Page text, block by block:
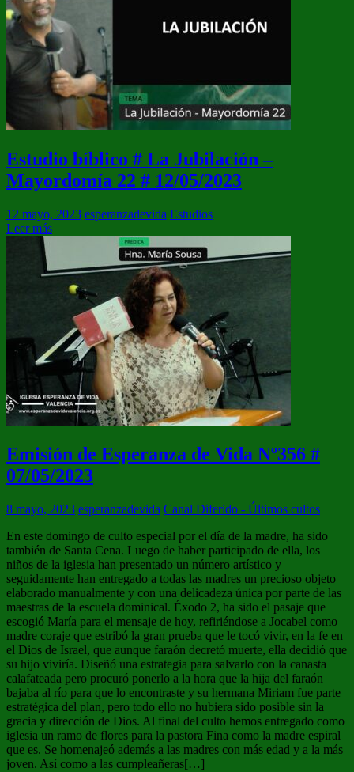
Estudio bíblico # La Jubilación –
Mayordomía 22 # 12/05/2023
12 mayo, 2023 esperanzadevida Estudios
Leer más
Emisión de Esperanza de Vida Nº356 #
07/05/2023
8 mayo, 2023 esperanzadevida Canal Diferido - Últimos cultos
En este domingo de culto especial por el día de la madre, ha sido
también de Santa Cena. Luego de haber participado de ella, los
niños de la iglesia han presentado un número artístico y
seguidamente han entregado a todas las madres un precioso objeto
elaborado manualmente y con una delicadeza única por parte de las
maestras de la escuela dominical. Éxodo 2, ha sido el pasaje que
escogió María para el mensaje de hoy, refiriéndose a Jocabel como
madre coraje que estribó la gran prueba que le tocó vivir, en la fe en
el Dios de Israel, que aunque faraón decretó muerte, ella decidió que
su hijo viviría. Diseñó una estrategia para salvarlo con la canasta
calafateada pero procuró ponerlo a la hora que la hija del faraón
bajaba al río para que lo encontraste y su hermana Miriam fue parte
estratégica del plan, pero todo ello no hubiera sido posible sin la
gracia y dirección de Dios. Al final del culto hemos entregado como
iglesia un ramo de flores para la pastora Fina como la madre espiral
que es. Se homenajeó además a las madres con más edad y a la más
joven. Así como a las cumpleañeras[…]